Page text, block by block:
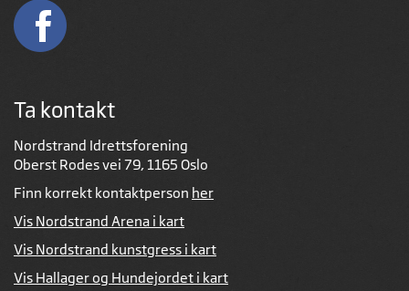
Ta kontakt
Nordstrand Idrettsforening
Oberst Rodes vei 79, 1165 Oslo
Finn korrekt kontaktperson her
Vis Nordstrand Arena i kart
Vis Nordstrand kunstgress i kart
Vis Hallager og Hundejordet i kart